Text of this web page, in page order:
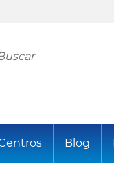
tu neumático
Blog